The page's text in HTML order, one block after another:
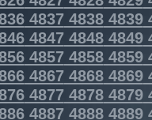
483748384839
484748484849
485748584859
486748684869
487748784879
488748884889